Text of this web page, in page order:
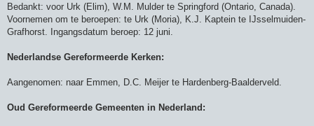
Bedankt: voor Urk (Elim), W.M. Mulder te Springford (Ontario, Canada).
Voornemen om te beroepen: te Urk (Moria), K.J. Kaptein te IJsselmuiden-
Grafhorst. Ingangsdatum beroep: 12 juni.
Nederlandse Gereformeerde Kerken:
Aangenomen: naar Emmen, D.C. Meijer te Hardenberg-Baalderveld.
Oud Gereformeerde Gemeenten in Nederland: